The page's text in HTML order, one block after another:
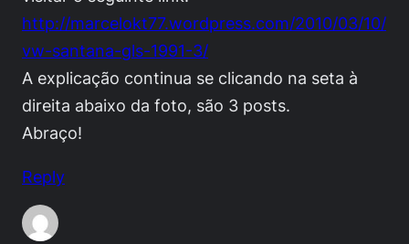
http://marcelokt77.wordpress.com/2010/03/10/
vw-santana-gls-1991-3/
A explicação continua se clicando na seta à
direita abaixo da foto, são 3 posts.
Abraço!
Reply